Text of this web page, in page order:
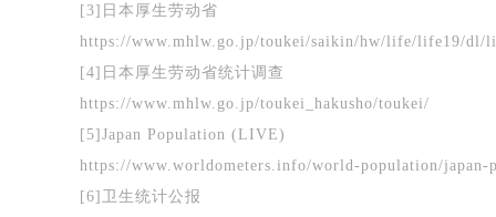
[3] 日本厚生劳动省
https://www.mhlw.go.jp/toukei/saikin/hw/life/life19/dl/
[4] 日本厚生劳动省统计调查
https://www.mhlw.go.jp/toukei_hakusho/toukei/
[5] Japan Population (LIVE)
https://www.worldometers.info/world-population/japan-
[6]
卫生统计公报